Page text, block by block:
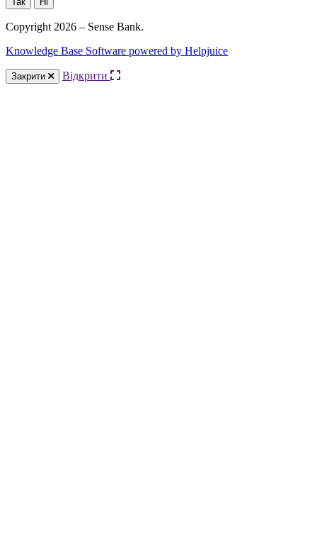
Copyright 2026 – Sense Bank.
Knowledge Base Software powered by Helpjuice
Закрити Відкрити